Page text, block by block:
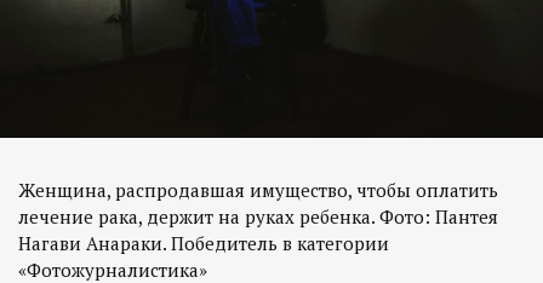
Женщина, распродавшая имущество, чтобы оплатить
лечение рака, держит на руках ребенка. Фото: Пантея
Нагави Анараки. Победитель в категории
«Фотожурналистика»